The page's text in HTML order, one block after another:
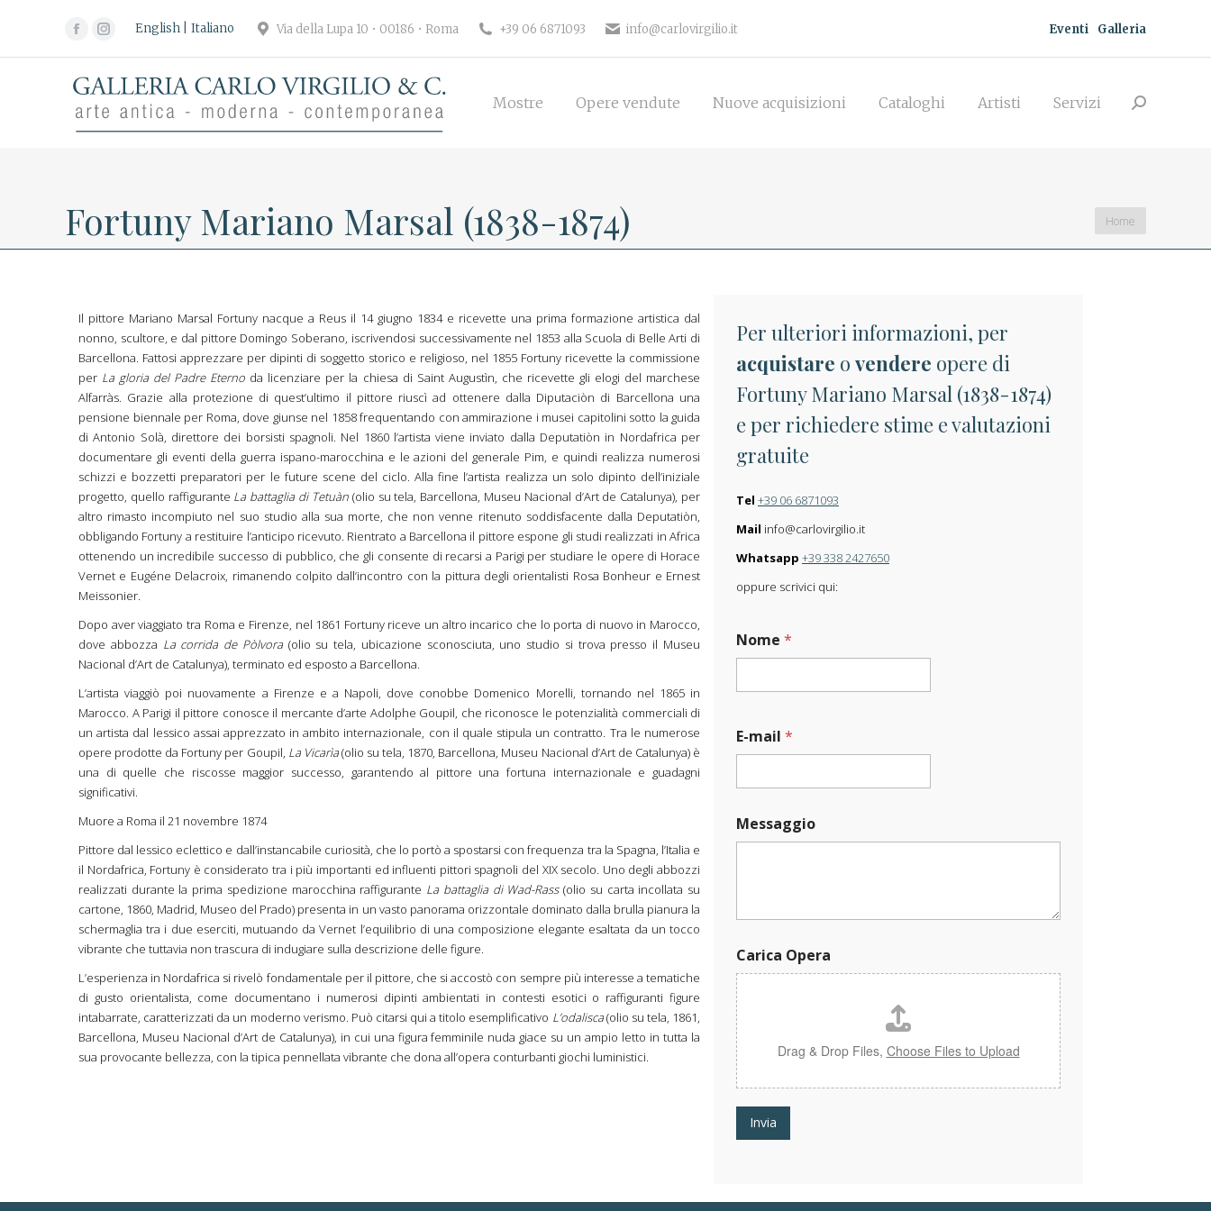
Facebook
page
opens
in
new
Instagram
page
opens
in
new
English Italiano Via della Lupa 10 • 00186 • Roma +39 06 6871093 info@carlovirgilio.it Eventi Galleria
Mostre Opere vendute Nuove acquisizioni Cataloghi Artisti Servizi Search:
Fortuny Mariano Marsal (1838-1874) You are here:
Home
Il pittore Mariano Marsal Fortuny nacque a Reus il 14 giugno 1834 e ricevette una prima formazione artistica dal
nonno, scultore, e dal pittore Domingo Soberano, iscrivendosi successivamente nel 1853 alla Scuola di Belle Arti di
Barcellona. Fattosi apprezzare per dipinti di soggetto storico e religioso, nel 1855 Fortuny ricevette la commissione
per La gloria del Padre Eterno da licenziare per la chiesa di Saint Augustìn, che ricevette gli elogi del marchese
Alfarràs. Grazie alla protezione di quest’ultimo il pittore riuscì ad ottenere dalla Diputaciòn di Barcellona una
pensione biennale per Roma, dove giunse nel 1858 frequentando con ammirazione i musei capitolini sotto la guida
di Antonio Solà, direttore dei borsisti spagnoli. Nel 1860 l’artista viene inviato dalla Deputatiòn in Nordafrica per
documentare gli eventi della guerra ispano-marocchina e le azioni del generale Pim, e quindi realizza numerosi
schizzi e bozzetti preparatori per le future scene del ciclo. Alla fine l’artista realizza un solo dipinto dell’iniziale
progetto, quello raffigurante La battaglia di Tetuàn(olio su tela, Barcellona, Museu Nacional d’Art de Catalunya), per
altro rimasto incompiuto nel suo studio alla sua morte, che non venne ritenuto soddisfacente dalla Deputatiòn,
obbligando Fortuny a restituire l’anticipo ricevuto. Rientrato a Barcellona il pittore espone gli studi realizzati in Africa
ottenendo un incredibile successo di pubblico, che gli consente di recarsi a Parigi per studiare le opere di Horace
Vernet e Eugéne Delacroix, rimanendo colpito dall’incontro con la pittura degli orientalisti Rosa Bonheur e Ernest
Meissonier.
Dopo aver viaggiato tra Roma e Firenze, nel 1861 Fortuny riceve un altro incarico che lo porta di nuovo in Marocco,
dove abbozza La corrida de Pòlvora(olio su tela, ubicazione sconosciuta, uno studio si trova presso il Museu
Nacional d’Art de Catalunya), terminato ed esposto a Barcellona.
L’artista viaggiò poi nuovamente a Firenze e a Napoli, dove conobbe Domenico Morelli, tornando nel 1865 in
Marocco. A Parigi il pittore conosce il mercante d’arte Adolphe Goupil, che riconosce le potenzialità commerciali di
un artista dal lessico assai apprezzato in ambito internazionale, con il quale stipula un contratto. Tra le numerose
opere prodotte da Fortuny per Goupil, La Vicarìa(olio su tela, 1870, Barcellona, Museu Nacional d’Art de Catalunya) è
una di quelle che riscosse maggior successo, garantendo al pittore una fortuna internazionale e guadagni
significativi.
Muore a Roma il 21 novembre 1874
Pittore dal lessico eclettico e dall’instancabile curiosità, che lo portò a spostarsi con frequenza tra la Spagna, l’Italia e
il Nordafrica, Fortuny è considerato tra i più importanti ed influenti pittori spagnoli del XIX secolo. Uno degli abbozzi
realizzati durante la prima spedizione marocchina raffigurante La battaglia di Wad-Rass(olio su carta incollata su
cartone, 1860, Madrid, Museo del Prado) presenta in un vasto panorama orizzontale dominato dalla brulla pianura la
schermaglia tra i due eserciti, mutuando da Vernet l’equilibrio di una composizione elegante esaltata da un tocco
vibrante che tuttavia non trascura di indugiare sulla descrizione delle figure.
L’esperienza in Nordafrica si rivelò fondamentale per il pittore, che si accostò con sempre più interesse a tematiche
di gusto orientalista, come documentano i numerosi dipinti ambientati in contesti esotici o raffiguranti figure
intabarrate, caratterizzati da un moderno verismo. Può citarsi qui a titolo esemplificativo L’odalisca(olio su tela, 1861,
Barcellona, Museu Nacional d’Art de Catalunya), in cui una figura femminile nuda giace su un ampio letto in tutta la
sua provocante bellezza, con la tipica pennellata vibrante che dona all’opera conturbanti giochi luministici.
Per ulteriori informazioni, per
acquistare o vendere opere di
Fortuny Mariano Marsal (1838-1874)
e per richiedere stime e valutazioni
gratuite
Tel +39 06 6871093
Mail info@carlovirgilio.it
Whatsapp +39 338 2427650
oppure scrivici qui:
M
e
s
g
g
a
r
i
Nome *
E-mail *
Messaggio
Carica Opera
Drag & Drop Files, Choose Files to Upload
Invia